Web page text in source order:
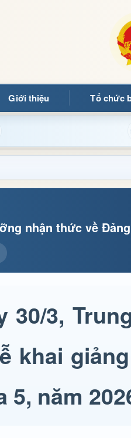
Giới thiệu Tổ chức
thủ tục hành chính và tin tức
nhận thức về
30/3,
khai
5, năm